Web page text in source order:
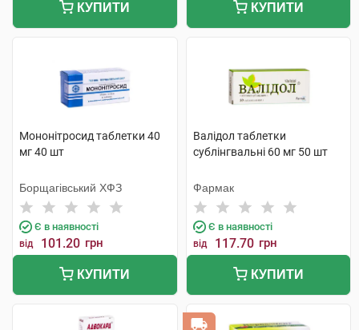
КУПИТИ КУПИТИ
Мононітросид таблетки 40
мг 40 шт
Борщагівський ХФЗ
Є в наявності
від 101.20 грн
КУПИТИ
Валідол таблетки
сублінгвальні 60 мг 50 шт
Фармак
Є в наявності
від 117.70 грн
КУПИТИ